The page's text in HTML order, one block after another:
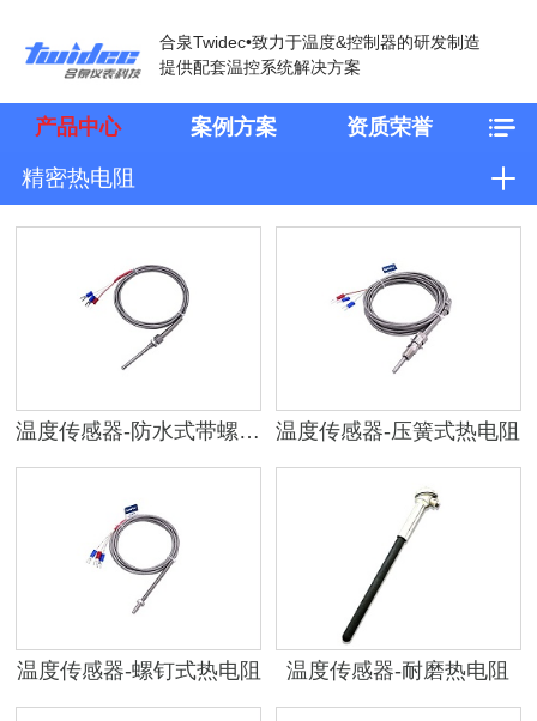
合泉Twidec•致力于温度&控制器的研发制造
提供配套温控系统解决方案
产品中心 案例方案 资质荣誉
精密热电阻
温度传感器-防水式带螺纹探头热电阻 温度传感器-压簧式热电阻
温度传感器-螺钉式热电阻 温度传感器-耐磨热电阻